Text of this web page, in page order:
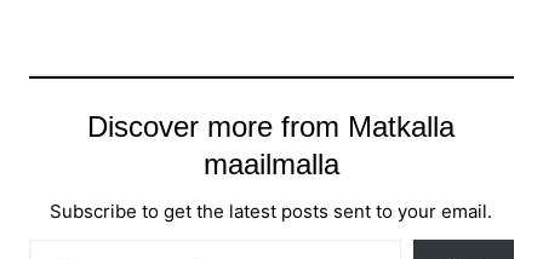
Discover more from Matkalla
maailmalla
Subscribe to get the latest posts sent to your email.